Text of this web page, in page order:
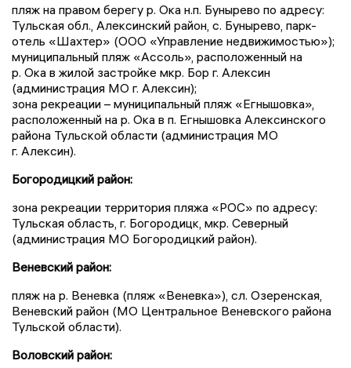
пляж на правом берегу р. Ока н.п. Бунырево по адресу:
Тульская обл., Алексинский район, с. Бунырево, парк-
отель «Шахтер» (ООО «Управление недвижимостью»);
муниципальный пляж «Ассоль», расположенный на
р. Ока в жилой застройке мкр. Бор г. Алексин
(администрация МО г. Алексин);
зона рекреации – муниципальный пляж «Егнышовка»,
расположенный на р. Ока в п. Егнышовка Алексинского
района Тульской области (администрация МО
г. Алексин).
Богородицкий район:
зона рекреации территория пляжа «РОС» по адресу:
Тульская область, г. Богородицк, мкр. Северный
(администрация МО Богородицкий район).
Веневский район:
пляж на р. Веневка (пляж «Веневка»), сл. Озеренская,
Веневский район (МО Центральное Веневского района
Тульской области).
Воловский район: